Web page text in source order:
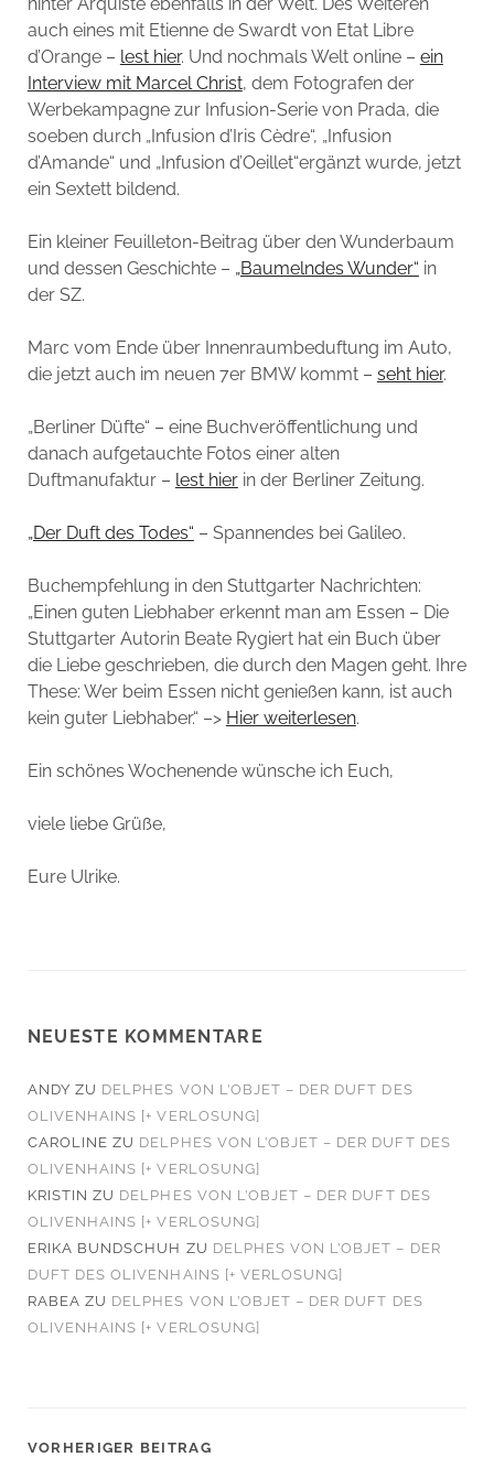
auch eines mit Etienne de Swardt von Etat Libre
d’Orange – lest hier. Und nochmals Welt online – ein
Interview mit Marcel Christ, dem Fotografen der
Werbekampagne zur Infusion-Serie von Prada, die
soeben durch „Infusion d’Iris Cèdre“, „Infusion
d’Amande“ und „Infusion d’Oeillet“ergänzt wurde, jetzt
ein Sextett bildend.
Ein kleiner Feuilleton-Beitrag über den Wunderbaum
und dessen Geschichte – „Baumelndes Wunder“ in
der SZ.
Marc vom Ende über Innenraumbeduftung im Auto,
die jetzt auch im neuen 7er BMW kommt – seht hier.
„Berliner Düfte“ – eine Buchveröffentlichung und
danach aufgetauchte Fotos einer alten
Duftmanufaktur – lest hierin der Berliner Zeitung.
„Der Duft des Todes“ – Spannendes bei Galileo.
Buchempfehlung in den Stuttgarter Nachrichten:
„Einen guten Liebhaber erkennt man am Essen – Die
Stuttgarter Autorin Beate Rygiert hat ein Buch über
die Liebe geschrieben, die durch den Magen geht. Ihre
These: Wer beim Essen nicht genießen kann, ist auch
kein guter Liebhaber.“ –> Hier weiterlesen.
Ein schönes Wochenende wünsche ich Euch,
viele liebe Grüße,
Eure Ulrike.
NEUESTE KOMMENTARE
ANDY ZU DELPHES VON L’OBJET – DER DUFT DES
OLIVENHAINS [+ VERLOSUNG]
CAROLINE ZU DELPHES VON L’OBJET – DER DUFT DES
OLIVENHAINS [+ VERLOSUNG]
KRISTIN ZU DELPHES VON L’OBJET – DER DUFT DES
OLIVENHAINS [+ VERLOSUNG]
ERIKA BUNDSCHUH ZU DELPHES VON L’OBJET – DER
DUFT DES OLIVENHAINS [+ VERLOSUNG]
RABEA ZU DELPHES VON L’OBJET – DER DUFT DES
OLIVENHAINS [+ VERLOSUNG]
VORHERIGER BEITRAG